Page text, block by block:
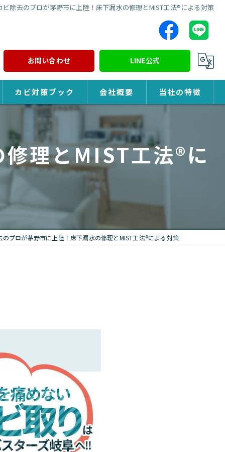
ビ除去のプロが茅野市に上陸！床下漏水の修理とMIST工法®による対策
お問い合わせ LINE公式
カビ対策ブック 会社概要 当社の特徴
除カビ
理とMIST工法®に
のプロが茅野市に上陸！床下漏水の修理とMIST工法®による対策